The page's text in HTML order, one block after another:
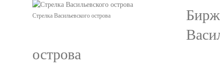
Стрелка Васильевского острова
острова